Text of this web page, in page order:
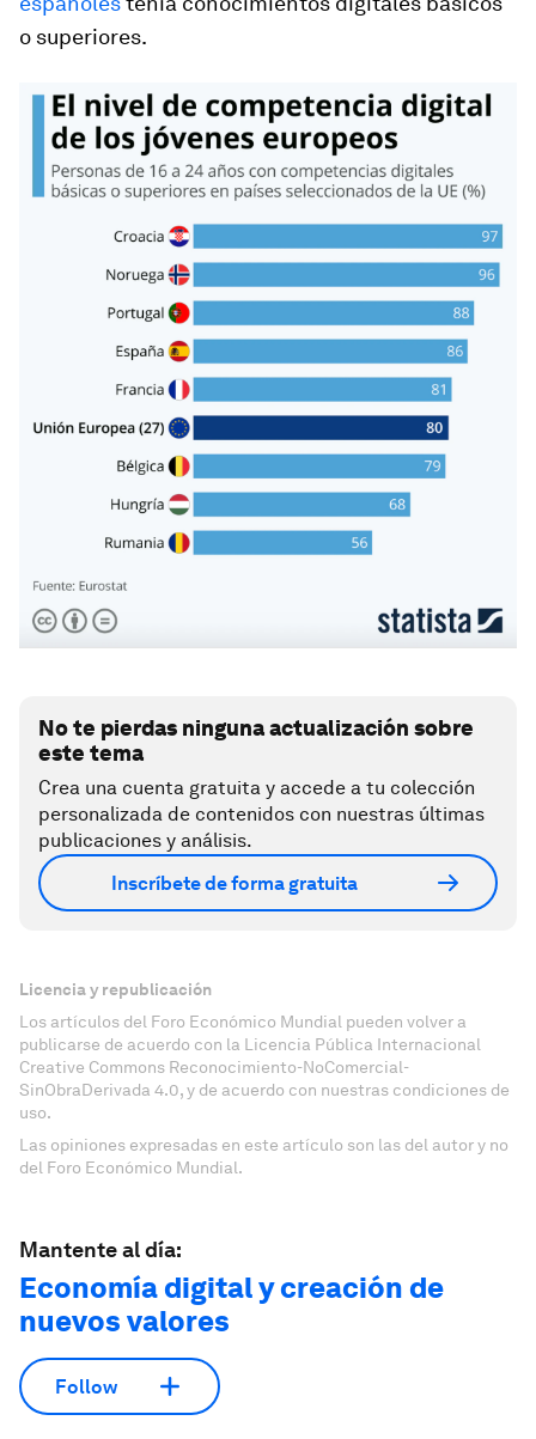
o superiores.
No te pierdas ninguna actualización sobre
este tema
Crea una cuenta gratuita y accede a tu colección
personalizada de contenidos con nuestras últimas
publicaciones y análisis.
Inscríbete de forma gratuita
Licencia y republicación
Los artículos del Foro Económico Mundial pueden volver a
publicarse de acuerdo con la Licencia Pública Internacional
Creative Commons Reconocimiento-NoComercial-
SinObraDerivada 4.0, y de acuerdo con nuestras condiciones de
uso.
Las opiniones expresadas en este artículo son las del autor y no
del Foro Económico Mundial.
Mantente al día:
Economía digital y creación de
nuevos valores
Follow